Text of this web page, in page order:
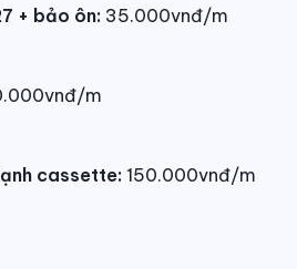
+ bảo ôn: 35.000vnđ/m
m
cassette: 150.000vnđ/m